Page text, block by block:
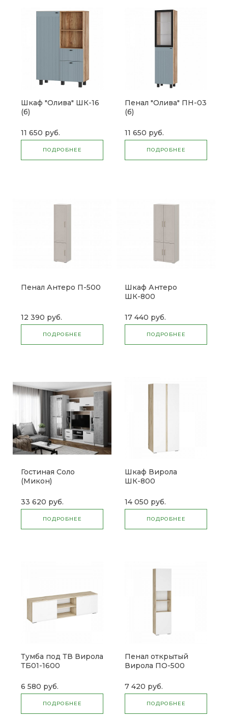
Шкаф "Олива" ШК-16
(б)
11 650 руб.
ПОДРОБНЕЕ
Пенал "Олива" ПН-03
(б)
11 650 руб.
ПОДРОБНЕЕ
Пенал Антеро П-500
12 390 руб.
ПОДРОБНЕЕ
Шкаф Антеро
ШК-800
17 440 руб.
ПОДРОБНЕЕ
Гостиная Соло
(Микон)
33 620 руб.
ПОДРОБНЕЕ
Шкаф Вирола
ШК-800
14 050 руб.
ПОДРОБНЕЕ
Тумба под ТВ Вирола
ТБ01-1600
6 580 руб.
ПОДРОБНЕЕ
Пенал открытый
Вирола ПО-500
7 420 руб.
ПОДРОБНЕЕ